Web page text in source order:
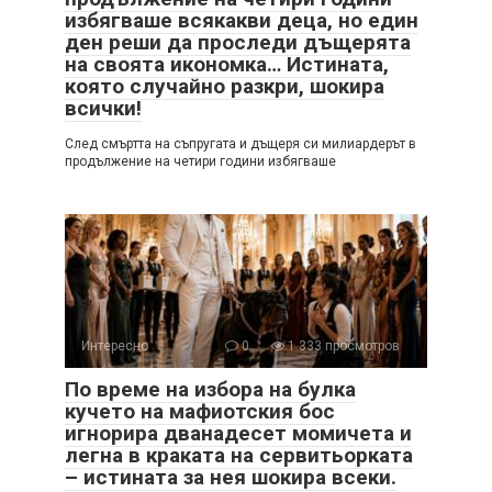
избягваше всякакви деца, но един
ден реши да проследи дъщерята
на своята икономка… Истината,
която случайно разкри, шокира
всички!
След смъртта на съпругата и дъщеря си милиардерът в
продължение на четири години избягваше
Интересно 0 1 333 просмотров
По време на избора на булка
кучето на мафиотския бос
игнорира дванадесет момичета и
легна в краката на сервитьорката
– истината за нея шокира всеки.